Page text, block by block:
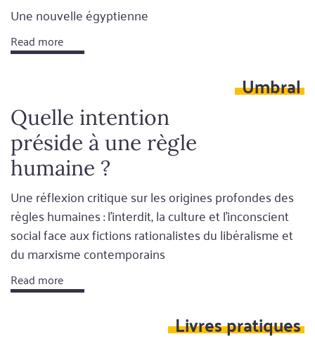
Une nouvelle égyptienne
Read more
Umbral
Quelle intention
préside à une règle
humaine ?
Une réflexion critique sur les origines profondes des
règles humaines : l'interdit, la culture et l'inconscient
social face aux fictions rationalistes du libéralisme et
du marxisme contemporains
Read more
Livres pratiques